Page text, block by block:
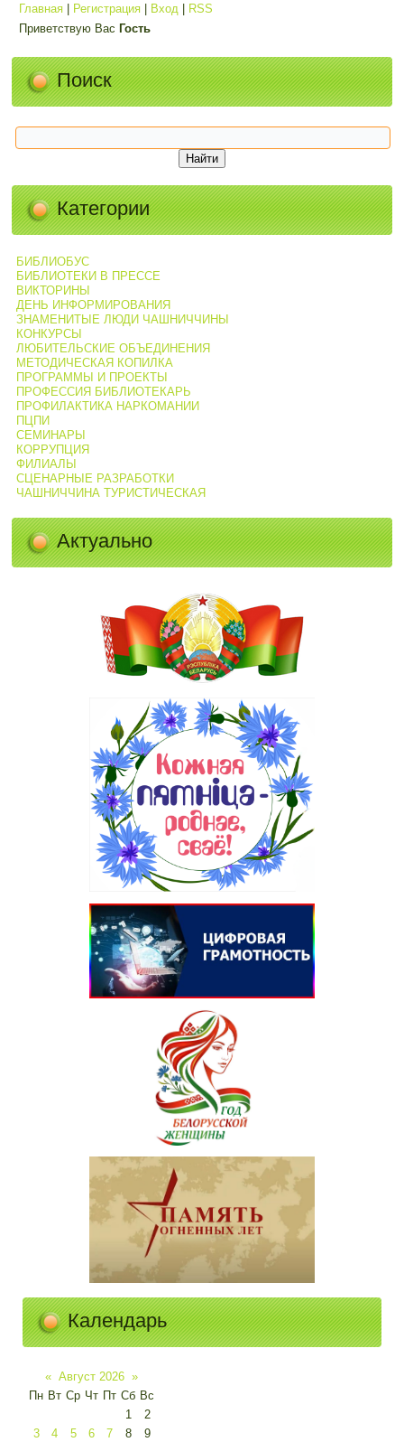
Главная Регистрация Вход
RSS
Приветствую Вас Гость
Поиск
Категории
БИБЛИОБУС
БИБЛИОТЕКИ В ПРЕССЕ
ВИКТОРИНЫ
ДЕНЬ ИНФОРМИРОВАНИЯ
ЗНАМЕНИТЫЕ ЛЮДИ ЧАШНИЧЧИНЫ
КОНКУРСЫ
ЛЮБИТЕЛЬСКИЕ ОБЪЕДИНЕНИЯ
МЕТОДИЧЕСКАЯ КОПИЛКА
ПРОГРАММЫ И ПРОЕКТЫ
ПРОФЕССИЯ БИБЛИОТЕКАРЬ
ПРОФИЛАКТИКА НАРКОМАНИИ
ПЦПИ
СЕМИНАРЫ
КОРРУПЦИЯ
ФИЛИАЛЫ
СЦЕНАРНЫЕ РАЗРАБОТКИ
ЧАШНИЧЧИНА ТУРИСТИЧЕСКАЯ
Актуально
Календарь
« Август 2026 »
Пн Вт Ср Чт Пт Сб Вс
1
2
3
4 5 6 7 8
9